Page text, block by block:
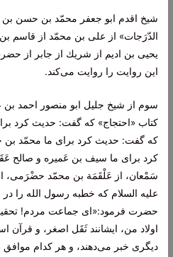
شیخ اقدم ابو جعفر محمّد بن حسن بن
الدّرَجات» از على بن محمّد از قاسم بن
یحیى بن ادیم از شریك از جابر از
این روایت را روایت مى‌كند.
سوم از شیخ جلیل ابو منصور احمد
كتاب «احتجاج» كه گفت: حدیث كرد
كه گفت: حدیث كرد براى ما محمّد
كرد براى ما سیف بن عَمیره و صالح
سَمْعان، از عَلْقَمَة بن محمّد حضْرَمى،
علیه السلام كه خطبه رسول الله را
حضرت فرمود:«اى جماعت مردم!
اولاد من، ایشانند ثَقَل اصغر، و قرآن
دیگرى خبر مى‌دهند، و هر كدام‌ موافق